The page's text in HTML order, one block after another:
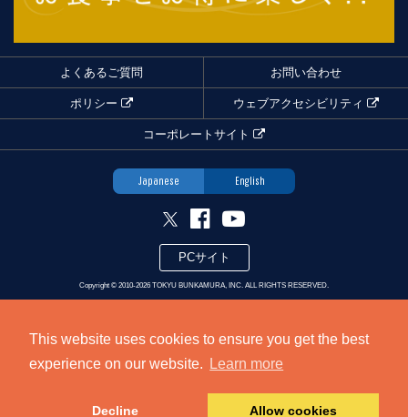
This website uses cookies to ensure you get the best
experience on our website.
Learn more
Decline Allow cookies
よくあるご質問 お問い合わせ
ポリシー ウェブアクセシビリティ
コーポレートサイト
Japanese English
PCサイト
Copyright © 2010-2026 TOKYU BUNKAMURA, INC. ALL RIGHTS RESERVED.